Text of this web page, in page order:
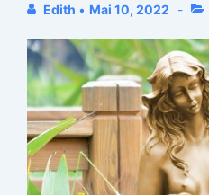
Edith • Mai 10, 2022